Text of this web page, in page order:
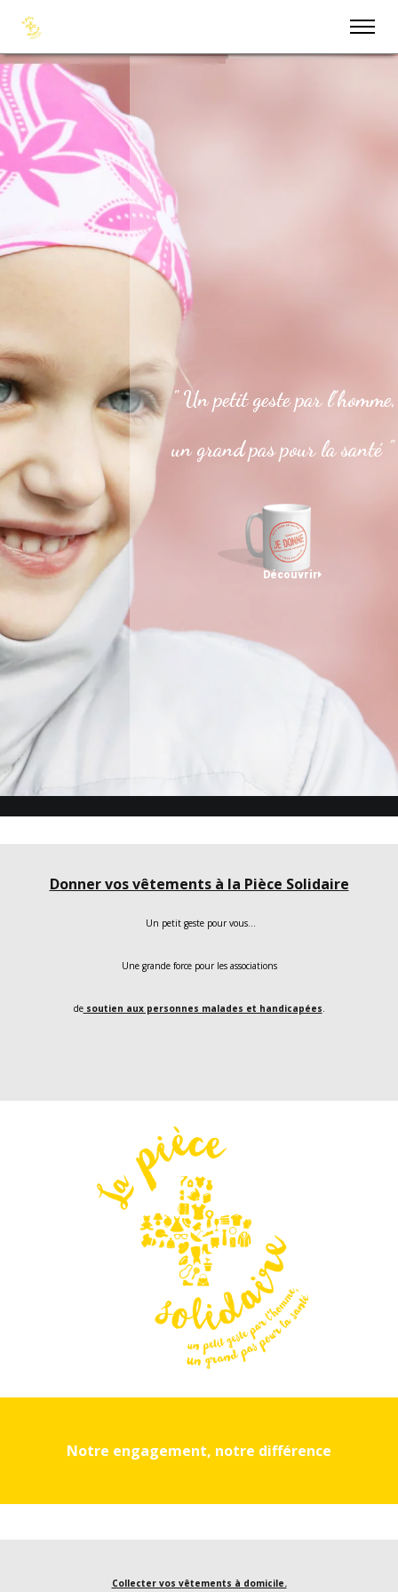
" Un petit geste par l’homme,
un grand pas pour la santé "
Découvrir
Donner vos vêtements à la Pièce Solidaire
Un petit geste pour vous…
Une grande force pour les associations
desoutien aux personnes malades et handicapées.
Notre engagement, notre différence
Collecter vos vêtements à domicile.